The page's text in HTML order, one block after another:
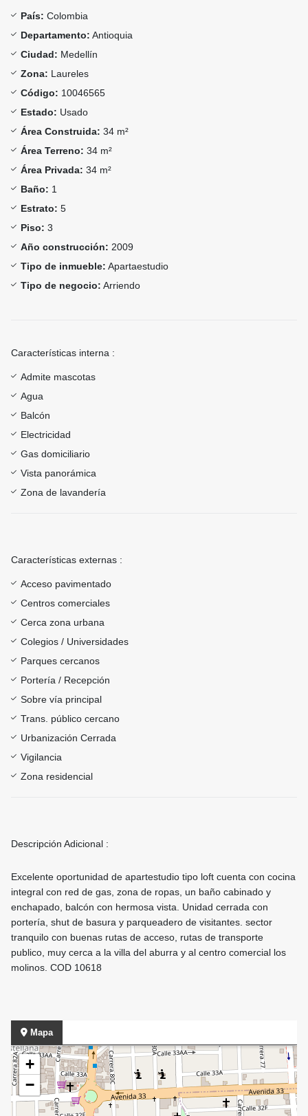
País: Colombia
Departamento: Antioquia
Ciudad: Medellín
Zona: Laureles
Código: 10046565
Estado: Usado
Área Construida: 34 m²
Área Terreno: 34 m²
Área Privada: 34 m²
Baño: 1
Estrato: 5
Piso: 3
Año construcción: 2009
Tipo de inmueble: Apartaestudio
Tipo de negocio: Arriendo
Características interna :
Admite mascotas
Agua
Balcón
Electricidad
Gas domiciliario
Vista panorámica
Zona de lavandería
Características externas :
Acceso pavimentado
Centros comerciales
Cerca zona urbana
Colegios / Universidades
Parques cercanos
Portería / Recepción
Sobre vía principal
Trans. público cercano
Urbanización Cerrada
Vigilancia
Zona residencial
Descripción Adicional :
Excelente oportunidad de apartestudio tipo loft cuenta con cocina
integral con red de gas, zona de ropas, un baño cabinado y
enchapado, balcón con hermosa vista. Unidad cerrada con
portería, shut de basura y parqueadero de visitantes. sector
tranquilo con buenas rutas de acceso, rutas de transporte
publico, muy cerca a la villa del aburra y al centro comercial los
molinos. COD 10618
Mapa
+
−